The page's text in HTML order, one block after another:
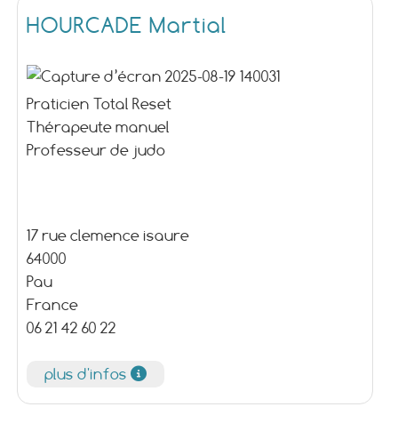
HOURCADE Martial
Praticien Total Reset
Thérapeute manuel
Professeur de judo
17 rue clemence isaure
64000
Pau
France
06 21 42 60 22
plus d'infos